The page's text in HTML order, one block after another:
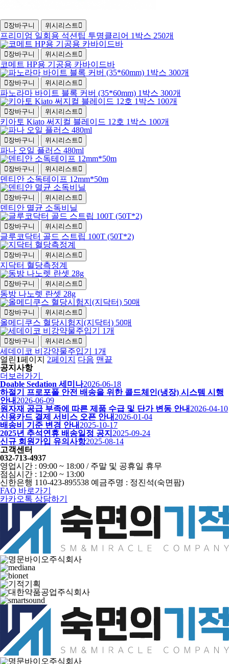
장바구니 위시리스트
프리미엄 일회용 석션팁 투명클리어 1박스 250개
장바구니 위시리스트
코메트 HP용 기공용 카바이드바
장바구니 위시리스트
파노라마 바이트 블록 커버 (35*60mm) 1박스 300개
장바구니 위시리스트
키아토 Kiato 써지컬 블레이드 12호 1박스 100개
장바구니 위시리스트
파나 오일 플러스 480ml
장바구니 위시리스트
덴티안 소독테이프 12mm*50m
장바구니 위시리스트
덴티안 멸균 소독비닐
장바구니 위시리스트
글루코닥터 골드 스트립 100T (50T*2)
장바구니 위시리스트
지닥터 혈당측정계
장바구니 위시리스트
동방 나노렛 란셋 28g
장바구니 위시리스트
올메디쿠스 혈당시험지(지닥터) 50매
장바구니 위시리스트
세데이코 비강약물주입기 1개
열린1페이지 2페이지 다음 맨끝
공지사항
더보러가기
Doable Sedation 세미나2026-06-18
하절기 프로포폴 안전 배송을 위한 콜드체인(냉장) 시스템 시행
안내 2026-06-09
원자재 공급 부족에 따른 제품 수급 및 단가 변동 안내 2026-04-10
신용카드 결제 서비스 오픈 안내 2026-01-04
배송비 기준 변경 안내 2025-10-17
2025년 추석연휴 배송일정 공지 2025-09-24
신규 회원가입 유의사항2025-08-14
고객센터
032-713-4937
영업시간 : 09:00 ~ 18:00 / 주말 및 공휴일 휴무
점심시간 : 12:00 ~ 13:00
신한은행 110-423-895538 예금주명 : 정진석(숙면팜)
FAQ 바로가기
카카오톡 상담하기